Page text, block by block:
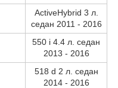
ActiveHybrid 3 л.
седан 2011 - 2016
550 i 4.4 л. седан
2013 - 2016
518 d 2 л. седан
2014 - 2016